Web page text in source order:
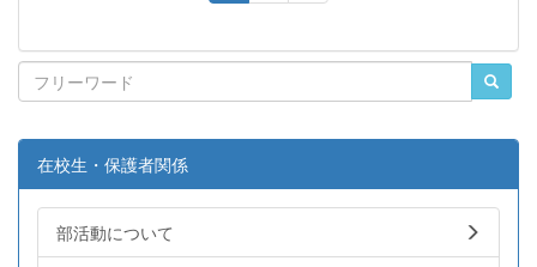
在校生・保護者関係
部活動について